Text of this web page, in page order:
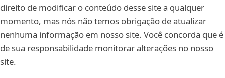
direito de modificar o conteúdo desse site a qualquer
momento, mas nós não temos obrigação de atualizar
nenhuma informação em nosso site. Você concorda que é
de sua responsabilidade monitorar alterações no nosso
site.